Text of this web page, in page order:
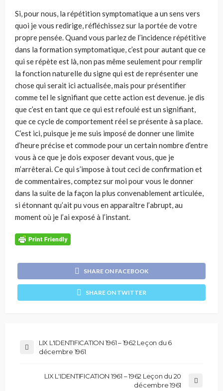
Si, pour nous, la répétition symptomatique a un sens vers
quoi je vous redirige, réfléchissez sur la portée de votre
propre pensée. Quand vous parlez de l’incidence répétitive
dans la formation symptomatique, c’est pour autant que ce
qui se répète est là, non pas même seulement pour remplir
la fonction naturelle du signe qui est de représenter une
chose qui serait ici actualisée, mais pour présentifier
comme tel le signifiant que cette action est devenue. je dis
que c’est en tant que ce qui est refoulé est un signifiant,
que ce cycle de comportement réel se présente à sa place.
C’est ici, puisque je me suis imposé de donner une limite
d’heure précise et commode pour un certain nombre d’entre
vous à ce que je dois exposer devant vous, que je
m’arrêterai. Ce qui s’impose à tout ceci de confirmation et
de commentaires, comptez sur moi pour vous le donner
dans la suite de la façon la plus convenablement articulée,
si étonnant qu’ait pu vous en apparaître l’abrupt, au
moment où je l’ai exposé à l’instant.
SHARE ON FACEBOOK
SHARE ON TWITTER
LIX L'IDENTIFICATION 1961 – 1962 Leçon du 6
décembre 1961
LIX L'IDENTIFICATION 1961 – 1962 Leçon du 20
décembre 1961